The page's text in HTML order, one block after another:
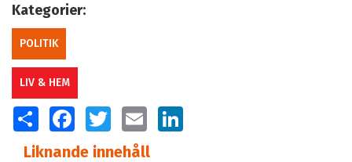
Kategorier:
POLITIK
LIV & HEM
SHARE FACEBOOKTWITTER EMAIL
Liknande innehåll